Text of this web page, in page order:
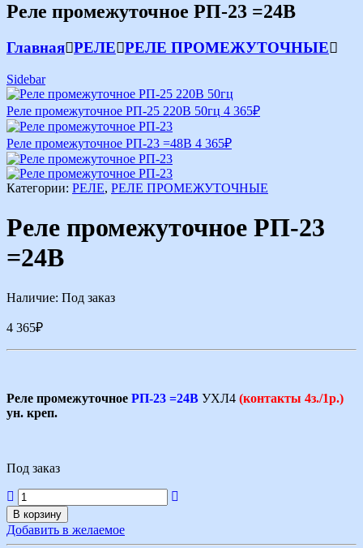
Реле промежуточное РП-23 =24В
Главная РЕЛЕ РЕЛЕ ПРОМЕЖУТОЧНЫЕ
Sidebar
Реле промежуточное РП-25 220В 50гц 4 365₽
Реле промежуточное РП-23 =48В 4 365₽
Категории: РЕЛЕ, РЕЛЕ ПРОМЕЖУТОЧНЫЕ
Реле промежуточное РП-23
=24В
Наличие: Под заказ
4 365₽
Реле промежуточное РП-23 =24В УХЛ4 (контакты 4з./1р.)
ун. креп.
Под заказ
В корзину
Добавить в желаемое